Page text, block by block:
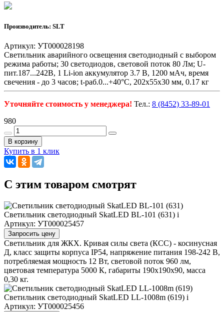
Производитель: SLT
Артикул: УТ000028198
Светильник аварийного освещения светодиодный с выбором
режима работы; 30 светодиодов, световой поток 80 Лм; U-
пит.187...242В, 1 Li-ion аккумулятор 3.7 В, 1200 мАч, время
свечения - до 3 часов; t-раб.0...+40°С, 202х55х30 мм, 0.17 кг
Уточняйте стоимость у менеджера! Тел.: 8 (8452) 33-89-01
980
В корзину
Купить в 1 клик
C этим товаром смотрят
Светильник светодиодный SkatLED BL-101 (631) i
Артикул: УТ000025457
Запросить цену
Светильник для ЖКХ. Кривая силы света (КСС) - косинусная
Д, класс защиты корпуса IP54, напряжение питания 198-242 В,
потребляемая мощность 12 Вт, световой поток 960 лм,
цветовая температура 5000 К, габариты 190х190х90, масса
0,30 кг.
Светильник светодиодный SkatLED LL-1008m (619) i
Артикул: УТ000025456